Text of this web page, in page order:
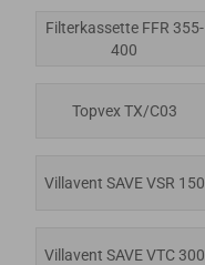
Filterkassette FFR 355-
400
Topvex TX/C03
Villavent SAVE VSR 150
Villavent SAVE VTC 300